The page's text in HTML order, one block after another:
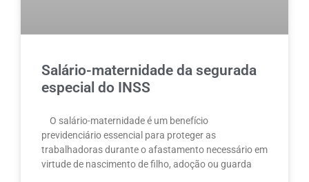
Salário-maternidade da segurada
especial do INSS
O salário-maternidade é um benefício
previdenciário essencial para proteger as
trabalhadoras durante o afastamento necessário em
virtude de nascimento de filho, adoção ou guarda